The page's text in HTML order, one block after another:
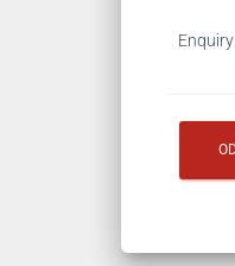
Enquiry